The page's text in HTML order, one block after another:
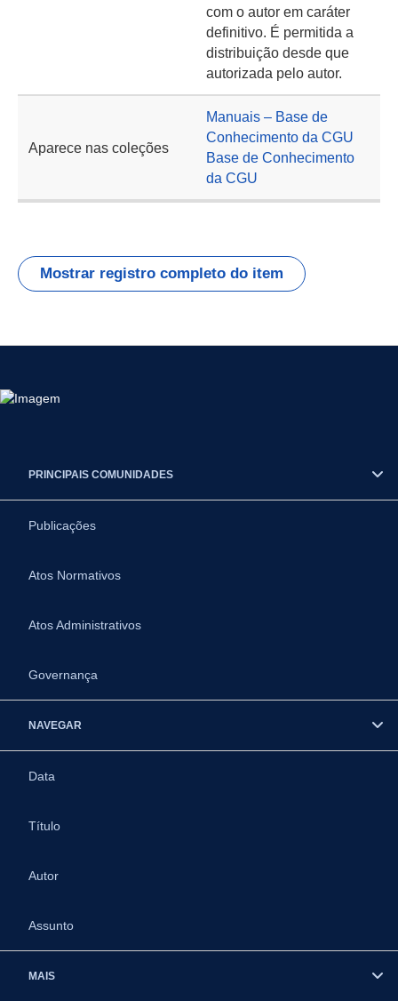
com o autor em caráter
definitivo. É permitida a
distribuição desde que
autorizada pelo autor.
Aparece nas coleções
Manuais – Base de
Conhecimento da CGU
Base de Conhecimento
da CGU
Mostrar registro completo do item
PRINCIPAIS COMUNIDADES
Publicações
Atos Normativos
Atos Administrativos
Governança
NAVEGAR
Data
Título
Autor
Assunto
MAIS